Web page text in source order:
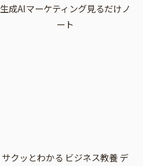
生成AIマーケティング見るだけノ
ート
サクッとわかる ビジネス教養 デ